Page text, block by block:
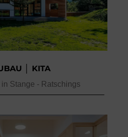
│ KITA
in Stange - Ratschings